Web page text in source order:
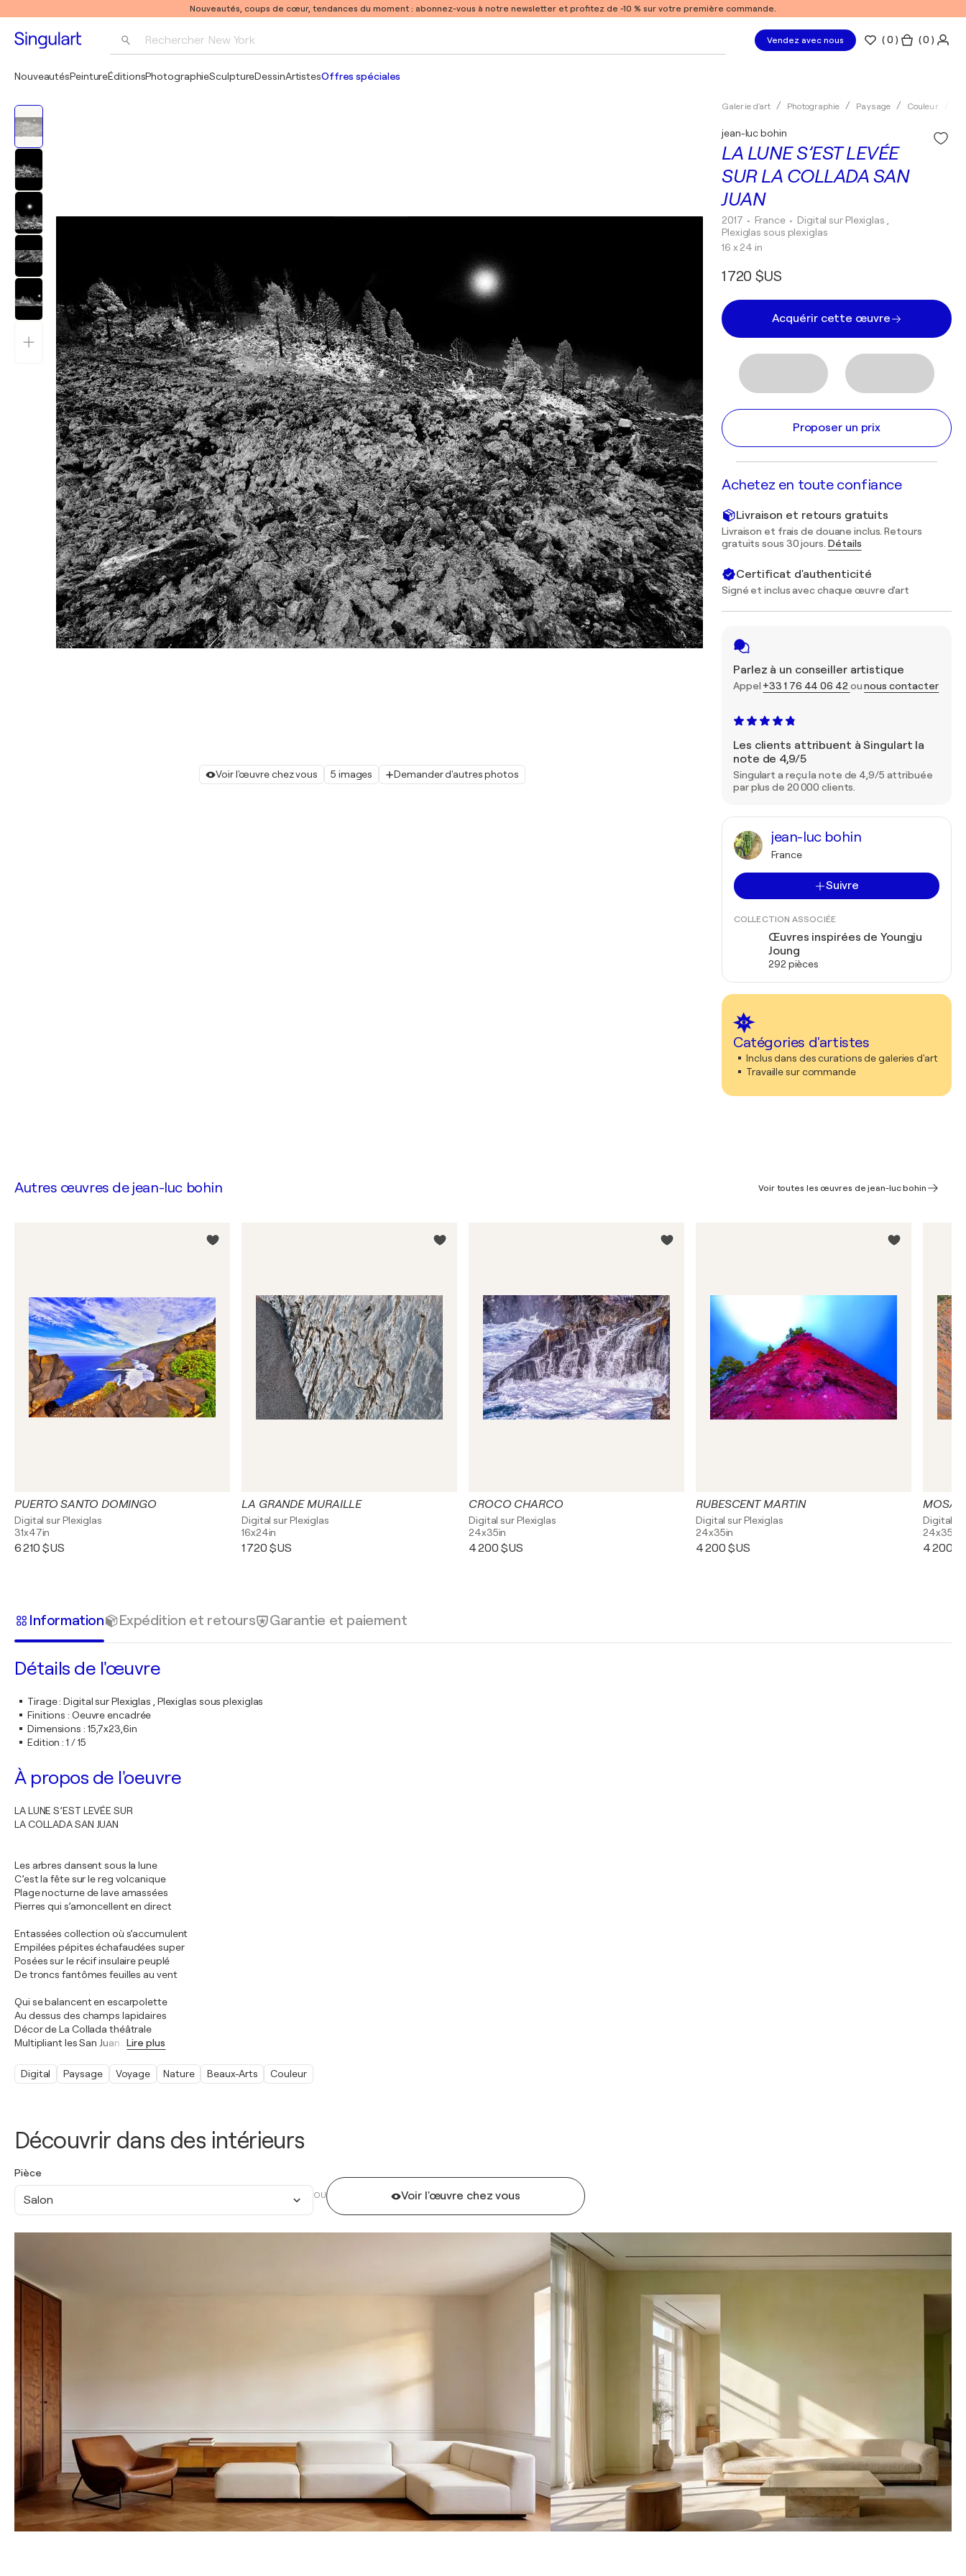
Nouveautés, coups de cœur, tendances du moment : abonnez-vous à notre newsletter et profitez de -10 % sur votre première commande.
Rechercher New York Vendez avec nous (0 ) ( 0 )
NouveautésPeintureÉditionsPhotographieSculptureDessinArtistesOffres spéciales
Voir l'œuvre chez vous 5 images Demander d'autres photos
Galerie d'art Photographie Paysage Couleur
LA LUNE S’EST LEVÉE
SUR LA COLLADA SAN
JUAN
jean-luc bohin
2017 • France • Digital sur Plexiglas ,
Plexiglas sous plexiglas
16 x 24 in
1 720 $US
Acquérir cette œuvre
Proposer un prix
Achetez en toute confiance
Livraison et retours gratuits
Livraison et frais de douane inclus. Retours
gratuits sous 30 jours. Détails
Certificat d'authenticité
Signé et inclus avec chaque œuvre d'art
Parlez à un conseiller artistique
Appel +33 1 76 44 06 42 ounous contacter
Les clients attribuent à Singulart la
note de 4,9/5
Singulart a reçu la note de 4,9/5 attribuée
par plus de 20 000 clients.
jean-luc bohin
France
Suivre
COLLECTION ASSOCIÉE
Œuvres inspirées de Youngju
Joung
292 pièces
Catégories d'artistes
Inclus dans des curations de galeries d'art
Travaille sur commande
Découvrir dans des intérieurs
Pièce
Salon OU Voir l'œuvre chez vous
Autres œuvres de jean-luc bohin Voir toutes les œuvres de jean-luc bohin
PUERTO SANTO DOMINGO
Digital sur Plexiglas
31x47in
6 210 $US
LA GRANDE MURAILLE
Digital sur Plexiglas
16x24in
1 720 $US
CROCO CHARCO
Digital sur Plexiglas
24x35in
4 200 $US
RUBESCENT MARTIN
Digital sur Plexiglas
24x35in
4 200 $US
Digital
24x35in
4 200
Information Expédition et retours Garantie et paiement
Détails de l'œuvre
Tirage:Digital sur Plexiglas , Plexiglas sous plexiglas
Finitions : Oeuvre encadrée
Dimensions : 15,7x23,6in
Edition :1 / 15
À propos de l'oeuvre
LA LUNE S’EST LEVÉE SUR
LA COLLADA SAN JUAN
Les arbres dansent sous la lune
C’est la fête sur le reg volcanique
Plage nocturne de lave amassées
Pierres qui s’amoncellent en direct
Entassées collection où s’accumulent
Empilées pépites échafaudées super
Posées sur le récif insulaire peuplé
De troncs fantômes feuilles au vent
Qui se balancent en escarpolette
Au dessus des champs lapidaires
Décor de La Collada théâtrale
Multipliant les San Juan
Lire plus
Digital Paysage Voyage Nature Beaux-Arts Couleur